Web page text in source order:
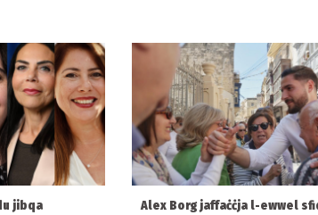
jibqa
Alex Borg jaffaċċja l-ewwel